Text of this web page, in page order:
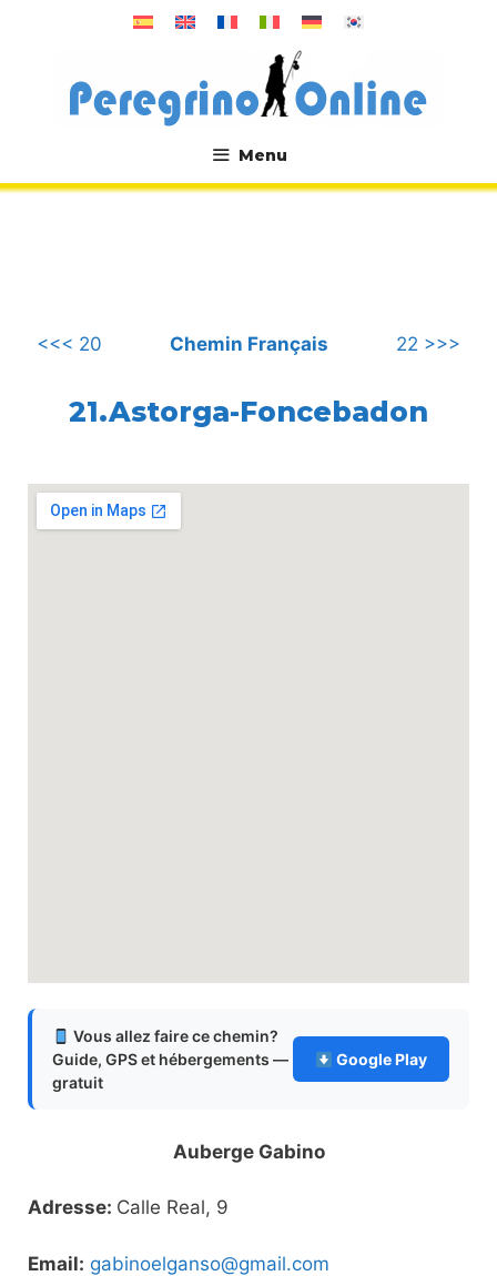
Menu
.
<<< 20 Chemin Français 22 >>>
21.Astorga-Foncebadon
Vous allez faire ce chemin?
Guide, GPS et hébergements —
gratuit
Google Play
Auberge Gabino
Adresse: Calle Real, 9
Email: gabinoelganso@gmail.com